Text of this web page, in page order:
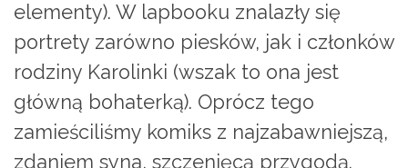
elementy). W lapbooku znalazły się
portrety zarówno piesków, jak i członków
rodziny Karolinki (wszak to ona jest
główną bohaterką). Oprócz tego
zamieściliśmy komiks z najzabawniejszą,
zdaniem syna, szczenięcą przygodą.